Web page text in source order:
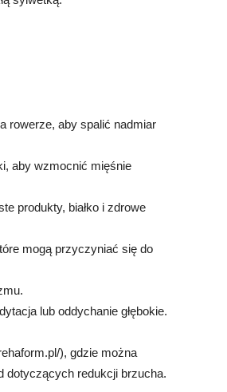
rowerze, aby spalić nadmiar
aby wzmocnić mięśnie
produkty, białko i zdrowe
mogą przyczyniać się do
lub oddychanie głębokie.
), gdzie można
dotyczących redukcji brzucha.